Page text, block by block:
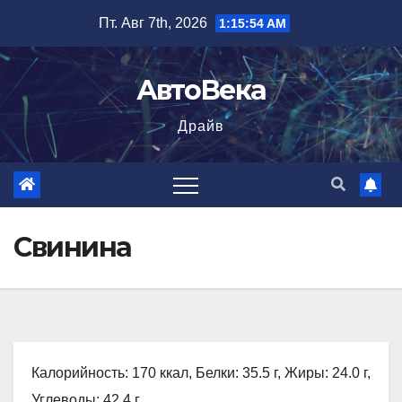
содержимому
Пт. Авг 7th, 2026 1:15:55 AM
АвтоВека
Драйв
Свинина
Калорийность: 170 ккал, Белки: 35.5 г, Жиры: 24.0 г,